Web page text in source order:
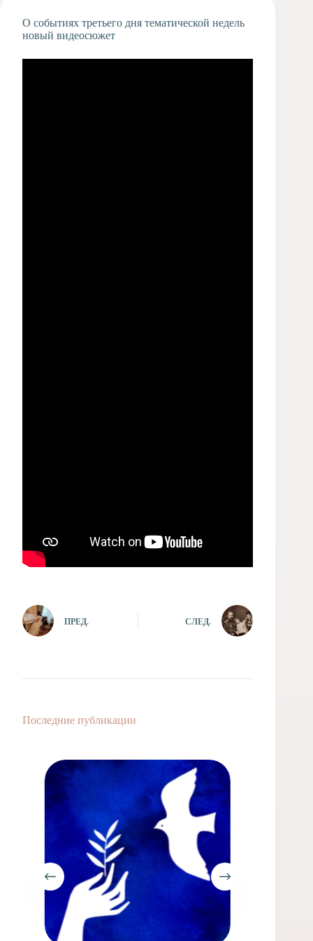
студия
отделение
О событиях третьего дня тематической недель
новый видеосюжет
ПРЕД. СЛЕД.
Последние публикации